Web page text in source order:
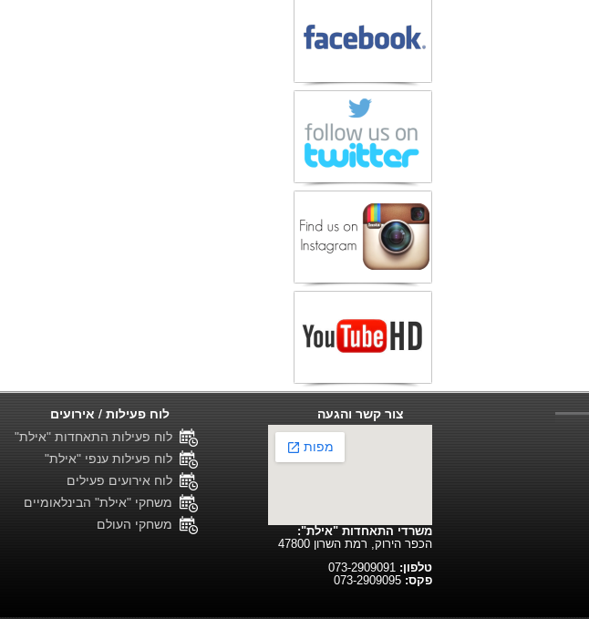
לוח פעילות / אירועים
לוח פעילות התאחדות "אילת"
לוח פעילות ענפי "אילת"
לוח אירועים פעילים
משחקי "אילת" הבינלאומיים
משחקי העולם
צור קשר והגעה
משרדי התאחדות "אילת":
הכפר הירוק, רמת השרון 47800
טלפון:
פקס: